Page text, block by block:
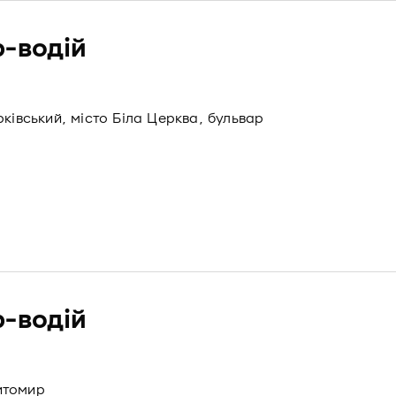
водій
місто Біла Церква, бульвар
водій